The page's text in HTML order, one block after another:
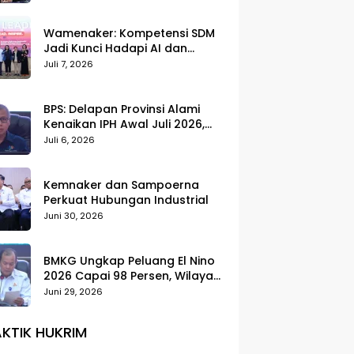
Wamenaker: Kompetensi SDM
Jadi Kunci Hadapi AI dan
Transformasi Dunia Kerja
Juli 7, 2026
BPS: Delapan Provinsi Alami
Kenaikan IPH Awal Juli 2026,
Cabai Merah dan Beras Jadi
Juli 6, 2026
Kemnaker dan Sampoerna
Perkuat Hubungan Industrial
Juni 30, 2026
BMKG Ungkap Peluang El Nino
2026 Capai 98 Persen, Wilayah
Selatan Indonesia Paling
Juni 29, 2026
HUKRIM